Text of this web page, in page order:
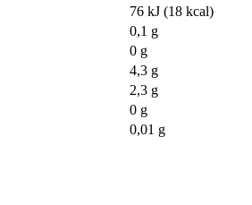
76 kJ (18 kcal)
0,1 g
0 g
4,3 g
2,3 g
0 g
0,01 g